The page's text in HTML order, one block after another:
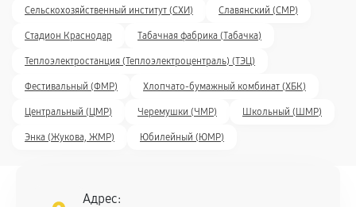
Сельскохозяйственный институт (СХИ) Славянский (СМР)
Стадион Краснодар Табачная фабрика (Табачка)
Теплоэлектростанция (Теплоэлектроцентраль) (ТЭЦ)
Фестивальный (ФМР) Хлопчато-бумажный комбинат (ХБК)
Центральный (ЦМР) Черемушки (ЧМР) Школьный (ШМР)
Энка (Жукова, ЖМР) Юбилейный (ЮМР)
Адрес: